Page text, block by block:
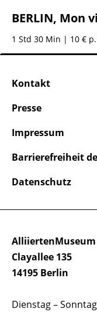
BERLIN, Mon
1 Std 30 Min | 10 €
AlliiertenMuseum
Clayallee 135
14195 Berlin
Dienstag – Sonntag
Kontakt
Presse
Impressum
Barrierefreiheit
Datenschutz